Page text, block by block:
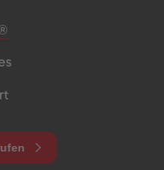
Footer